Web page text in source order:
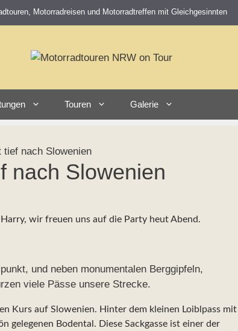
Motorradreisen und Motorradtreffen mit Gleichgesinnten
Touren Galerie
tief nach Slowenien
nach Slowenien
wir freuen uns auf die Party heut Abend.
und neben monumentalen Berggipfeln,
viele Pässe unsere Strecke.
Kurs auf Slowenien. Hinter dem kleinen Loiblpass mit
gelegenen Bodental. Diese Sackgasse ist einer der